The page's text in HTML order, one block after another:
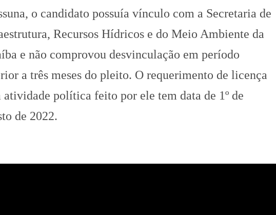
o candidato possuía vínculo com a Secretaria de
Recursos Hídricos e do Meio Ambiente da
e não comprovou desvinculação em período
a três meses do pleito. O requerimento de licença
atividade política feito por ele tem data de 1º de
de 2022.